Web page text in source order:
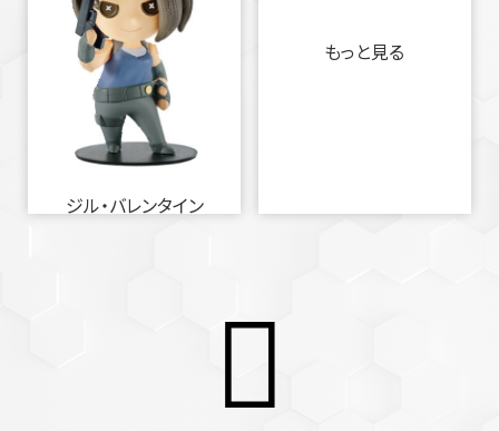
ジル・バレンタイン
もっと見る